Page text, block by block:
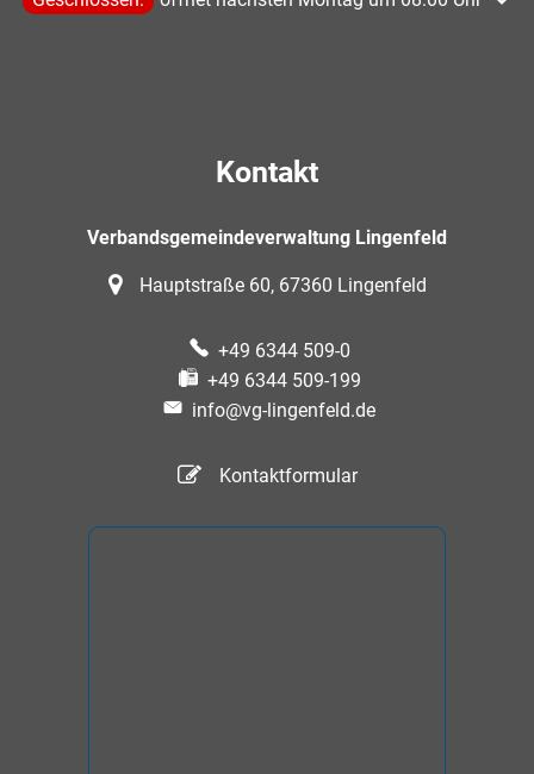
Kontakt
Verbandsgemeindeverwaltung Lingenfeld
Hauptstraße 60, 67360 Lingenfeld
+49 6344 509-0
+49 6344 509-199
info@vg-lingenfeld.de
Kontaktformular